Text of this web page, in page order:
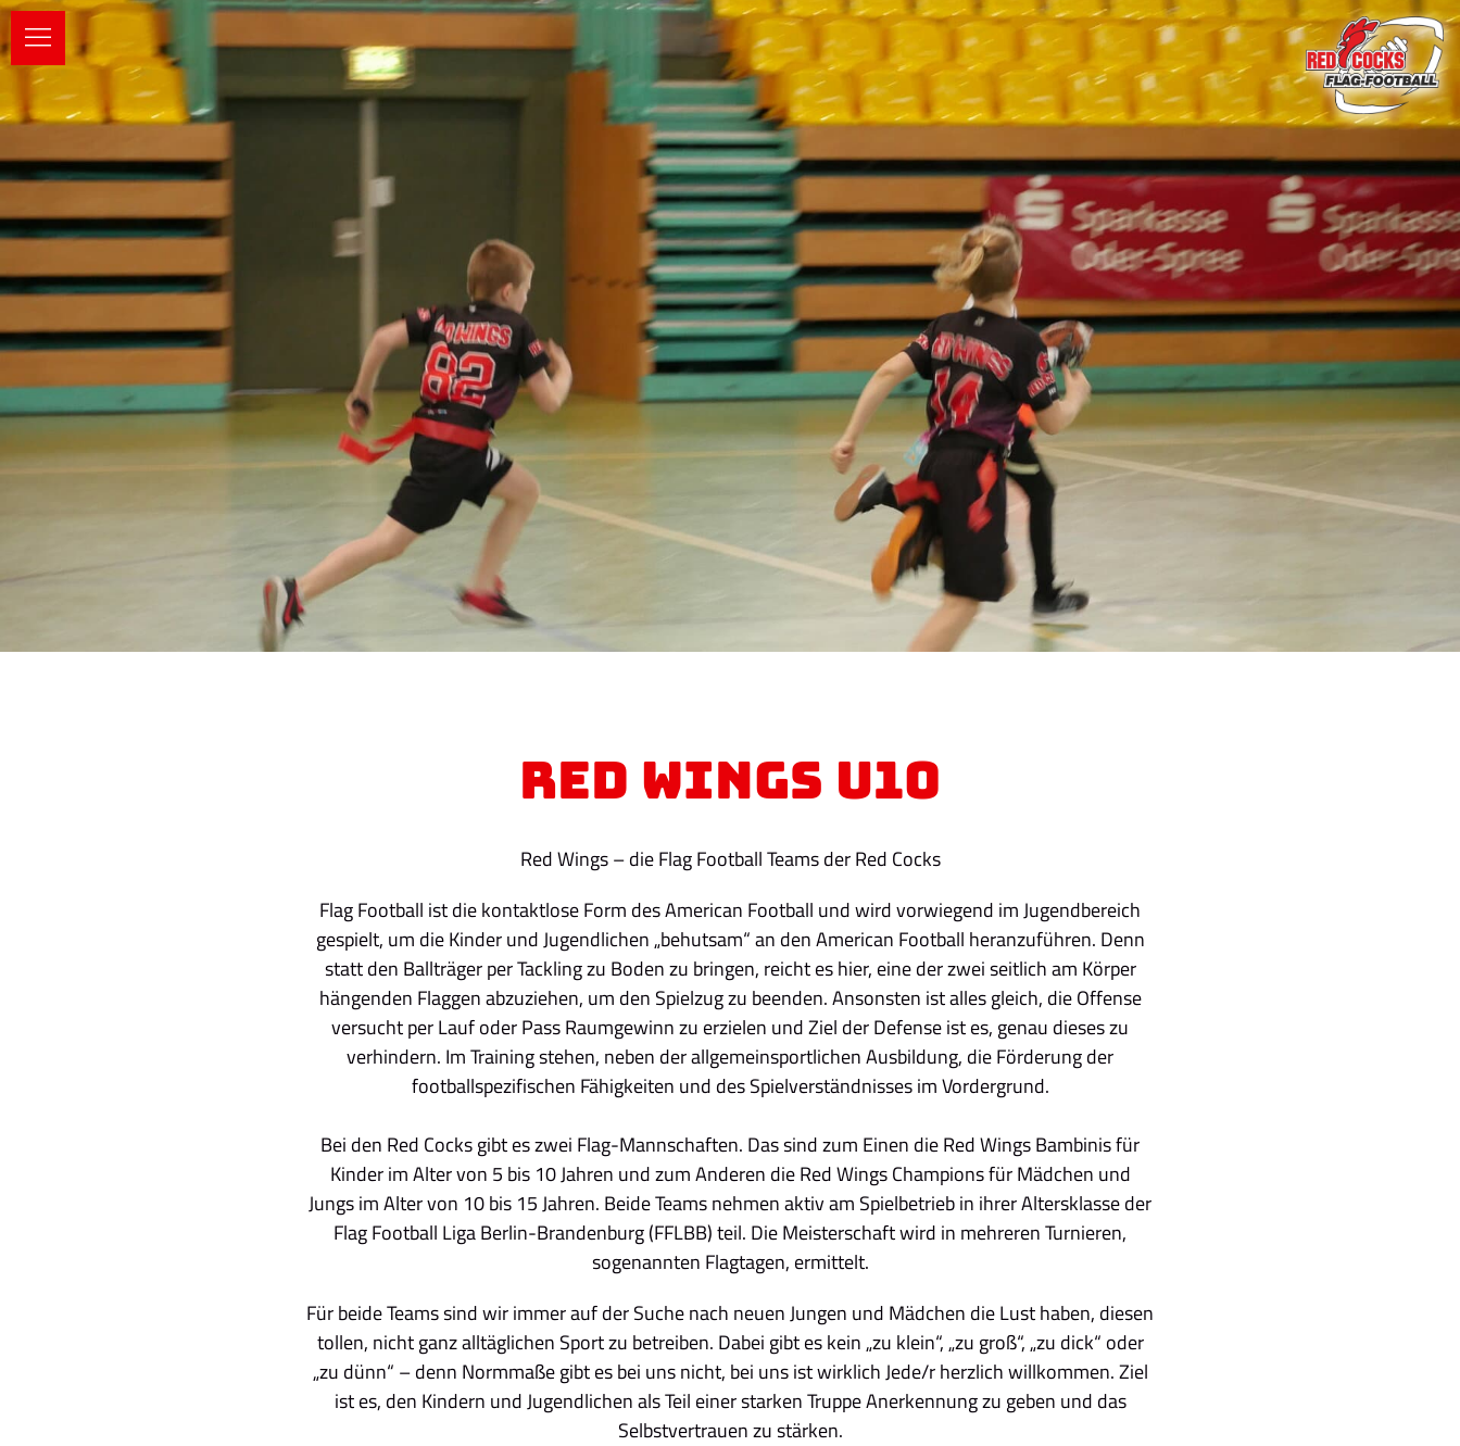
Red Wings U10
Red Wings – die Flag Football Teams der Red Cocks
Flag Football ist die kontaktlose Form des American Football und wird vorwiegend im Jugendbereich
gespielt, um die Kinder und Jugendlichen „behutsam“ an den American Football heranzuführen. Denn
statt den Ballträger per Tackling zu Boden zu bringen, reicht es hier, eine der zwei seitlich am Körper
hängenden Flaggen abzuziehen, um den Spielzug zu beenden. Ansonsten ist alles gleich, die Offense
versucht per Lauf oder Pass Raumgewinn zu erzielen und Ziel der Defense ist es, genau dieses zu
verhindern. Im Training stehen, neben der allgemeinsportlichen Ausbildung, die Förderung der
footballspezifischen Fähigkeiten und des Spielverständnisses im Vordergrund.
Bei den Red Cocks gibt es zwei Flag-Mannschaften. Das sind zum Einen die Red Wings Bambinis für
Kinder im Alter von 5 bis 10 Jahren und zum Anderen die Red Wings Champions für Mädchen und
Jungs im Alter von 10 bis 15 Jahren. Beide Teams nehmen aktiv am Spielbetrieb in ihrer Altersklasse der
Flag Football Liga Berlin-Brandenburg (FFLBB) teil. Die Meisterschaft wird in mehreren Turnieren,
sogenannten Flagtagen, ermittelt.
Für beide Teams sind wir immer auf der Suche nach neuen Jungen und Mädchen die Lust haben, diesen
tollen, nicht ganz alltäglichen Sport zu betreiben. Dabei gibt es kein „zu klein“, „zu groß“, „zu dick“ oder
„zu dünn“ – denn Normmaße gibt es bei uns nicht, bei uns ist wirklich Jede/r herzlich willkommen. Ziel
ist es, den Kindern und Jugendlichen als Teil einer starken Truppe Anerkennung zu geben und das
Selbstvertrauen zu stärken.